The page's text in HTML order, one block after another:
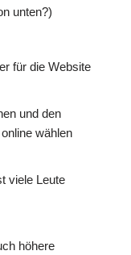
unten?)
für die Website
und den
wählen
viele Leute
höhere